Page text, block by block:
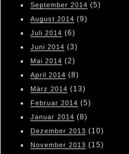
September 2014 (5)
August 2014 (9)
Juli 2014 (6)
Juni 2014 (3)
Mai 2014 (2)
April 2014 (8)
März 2014 (13)
Februar 2014 (5)
Januar 2014 (8)
Dezember 2013 (10)
November 2013 (15)